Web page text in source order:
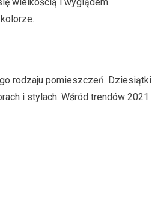
rodzaju pomieszczeń. Dziesiątki
i stylach. Wśród trendów 2021